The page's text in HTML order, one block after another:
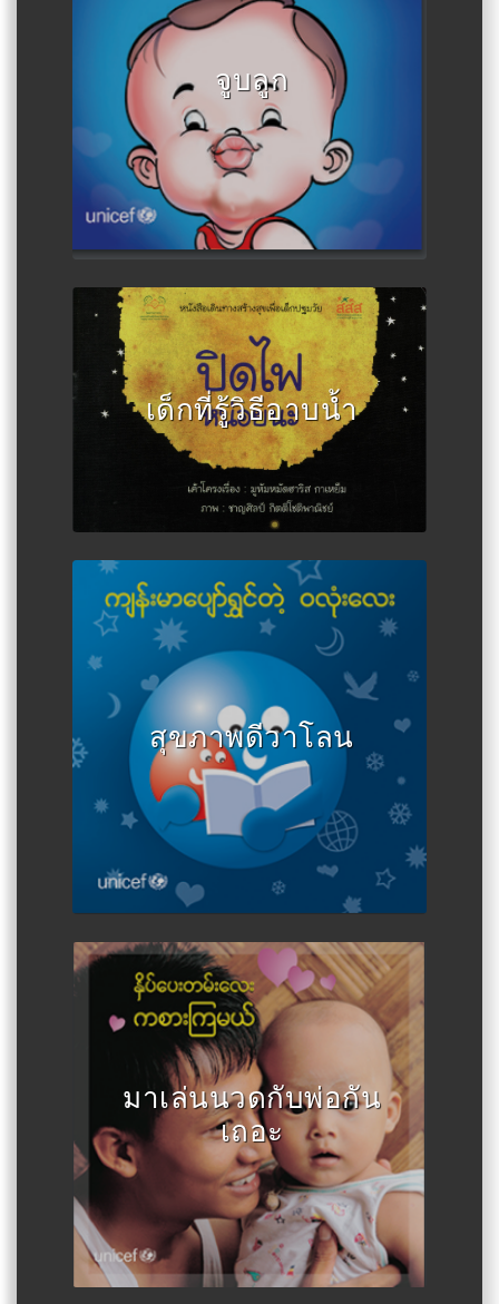
จูบลูก
เด็กที่รู้วิธีอาบน้ำ
Author :MOHS, MoE, MoSWRR,
UNICEF
สุขภาพดีวาโลน
Author :MOHS, MoE, MoSWRR,
UNICEF
มาเล่นนวดกับพ่อกัน
เถอะ
Author :U Aung Thein Kyaw (ซู
โดนิน)